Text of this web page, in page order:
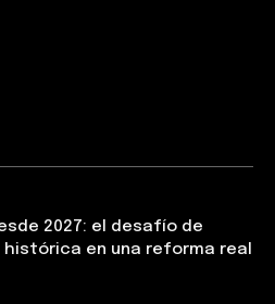
2027: el desafío de
en una reforma real